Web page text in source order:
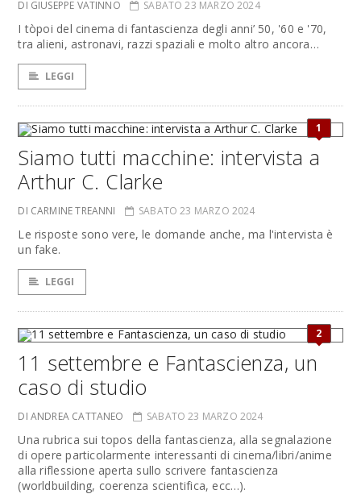
DI GIUSEPPE VATINNO SABATO 23 MARZO 2024
I tòpoi del cinema di fantascienza degli anni’ 50, '60 e '70,
tra alieni, astronavi, razzi spaziali e molto altro ancora…
LEGGI
1
Siamo tutti macchine: intervista a
Arthur C. Clarke
DI CARMINE TREANNI SABATO 23 MARZO 2024
Le risposte sono vere, le domande anche, ma l'intervista è
un fake.
LEGGI
2
11 settembre e Fantascienza, un
caso di studio
DI ANDREA CATTANEO SABATO 23 MARZO 2024
Una rubrica sui topos della fantascienza, alla segnalazione
di opere particolarmente interessanti di cinema/libri/anime
alla riflessione aperta sullo scrivere fantascienza
(worldbuilding, coerenza scientifica, ecc…).